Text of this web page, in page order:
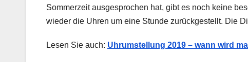
Sommerzeit ausgesprochen hat, gibt es noch keine
wieder die Uhren um eine Stunde zurückgestellt. Die
Lesen Sie auch: Uhrumstellung 2019 – wann wird